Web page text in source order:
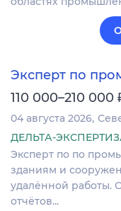
Эксперт по
110 000–210 000
04 августа 2026
ДЕЛЬТА-
Эксперт по по
зданиям и
удалённой работы.
отчётов...